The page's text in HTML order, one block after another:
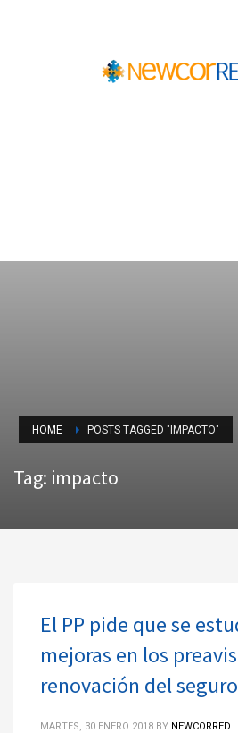
HOME POSTS TAGGED "IMPACTO"
Tag: impacto
El PP pide que se
mejoras en los
renovación del seguro
MARTES, 30 ENERO 2018 BY NEWCORRED